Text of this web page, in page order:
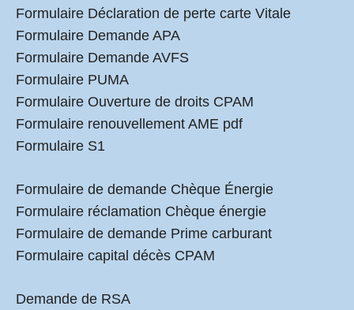
Formulaire Déclaration de perte carte Vitale
Formulaire Demande APA
Formulaire Demande AVFS
Formulaire PUMA
Formulaire Ouverture de droits CPAM
Formulaire renouvellement AME pdf
Formulaire S1
Formulaire de demande Chèque Énergie
Formulaire réclamation Chèque énergie
Formulaire de demande Prime carburant
Formulaire capital décès CPAM
Demande de RSA